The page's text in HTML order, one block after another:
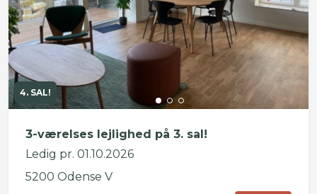
4. SAL!
3-værelses lejlighed på 3. sal!
Ledig pr. 01.10.2026
5200 Odense V